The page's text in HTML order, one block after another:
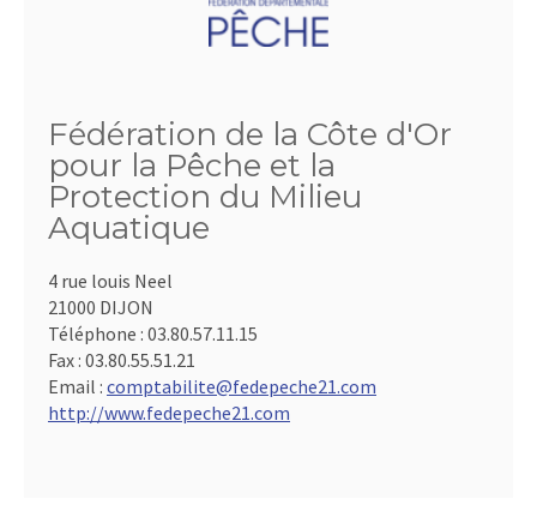
Fédération de la Côte d'Or
pour la Pêche et la
Protection du Milieu
Aquatique
4 rue louis Neel
21000 DIJON
Téléphone : 03.80.57.11.15
Fax : 03.80.55.51.21
Email : comptabilite@fedepeche21.com
http://www.fedepeche21.com